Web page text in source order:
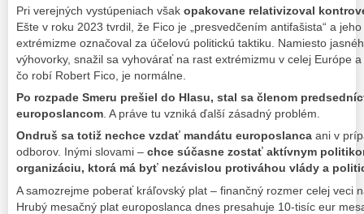
Pri verejných vystúpeniach však opakovane relativizoval
Ešte v roku 2023 tvrdil, že Fico je „presvedčením antifašista“ a
extrémizme označoval za účelovú politickú taktiku. Namiesto
výhovorky, snažil sa vyhovárať na rast extrémizmu v celej Európe
čo robí Robert Fico, je normálne.
Po rozpade Smeru prešiel do Hlasu, stal sa členom
europoslancom. A práve tu vzniká ďalší zásadný problém.
Ondruš sa totiž nechce vzdať mandátu europoslanca ani v
odborov. Inými slovami – chce súčasne zostať aktívnym
organizáciu, ktorá má byť nezávislou protiváhou vlády a
A samozrejme poberať kráľovský plat – finančný rozmer celej veci
Hrubý mesačný plat europoslanca dnes presahuje 10-tisíc eur